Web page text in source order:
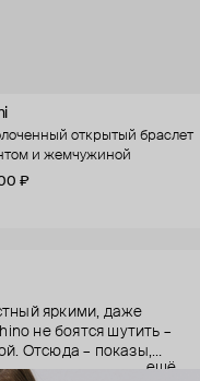
открытый браслет
и жемчужиной
₽
яркими, даже
не боятся шутить –
Отсюда – показы,
вирусныеещё